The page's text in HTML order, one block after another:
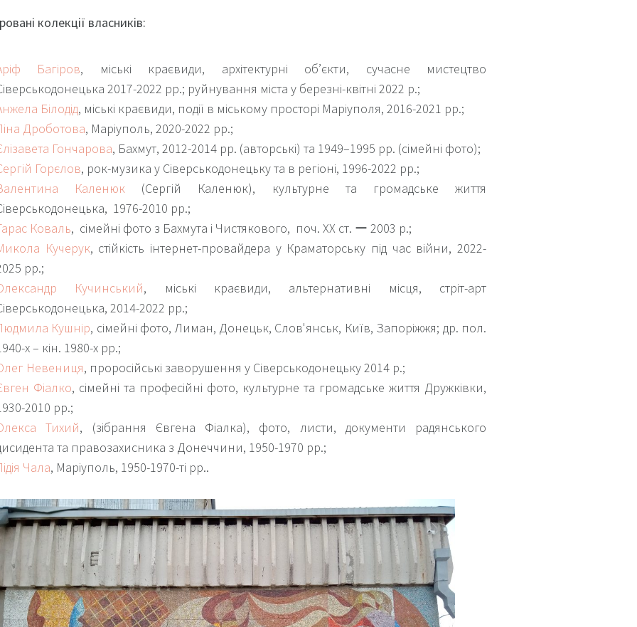
колекції власників:
Багіров, міські краєвиди, архітектурні об’єкти, сучасне мистецтво
2017-2022 рр.; руйнування міста у березні-квітні 2022 р.;
Білодід, міські краєвиди, події в міському просторі Маріуполя, 2016-2021 рр.;
Дроботова, Маріуполь, 2020-2022 рр.;
Гончарова, Бахмут, 2012-2014 рр. (авторські) та 1949–1995 рр. (сімейні фото);
Горєлов, рок-музика у Сіверськодонецьку та в регіоні, 1996-2022 рр.;
Каленюк (Сергій Каленюк), культурне та громадське життя
1976-2010 рр.;
Коваль, сімейні фото з Бахмута і Чистякового, поч. XX ст. ー 2003 р.;
Кучерук, стійкість інтернет-провайдера у Краматорську під час війни, 2022-
рр.;
Кучинський, міські краєвиди, альтернативні місця, стріт-арт
2014-2022 рр.;
Кушнір, сімейні фото, Лиман, Донецьк, Слов'янськ, Київ, Запоріжжя; др. пол.
х – кін. 1980-х рр.;
Невениця, проросійські заворушення у Сіверськодонецьку 2014 р.;
Фіалко, сімейні та професійні фото, культурне та громадське життя Дружківки,
2010 рр.;
Тихий, (зібрання Євгена Фіалка), фото, листи, документи радянського
та правозахисника з Донеччини, 1950-1970 рр.;
Чала, Маріуполь, 1950-1970-ті рр..